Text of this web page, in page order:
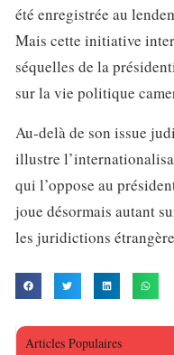
été enregistrée au
Mais cette initiative
séquelles de la
sur la vie politique
Au-delà de son issue
illustre
qui l’oppose au
joue désormais autant
les juridictions
Articles Populaires